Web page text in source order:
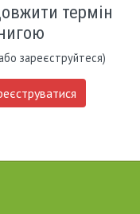
термін
зареєструйтеся)